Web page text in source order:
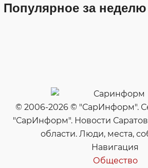
Популярное за неделю
© 2006-2026 © "СарИнформ".
"СарИнформ". Новости
области. Люди, места,
Навигация
Общество